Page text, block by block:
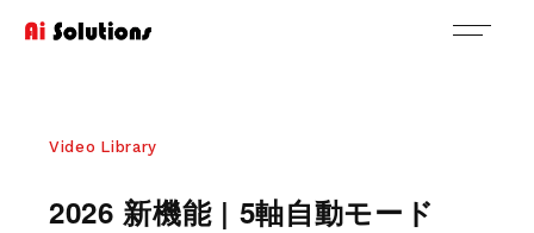
Video Library
2026 新機能 | 5軸自動モード